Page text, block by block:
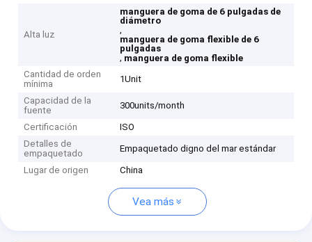
Alta luz
manguera de goma de 6 pulgadas de
diámetro
,
manguera de goma flexible de 6
pulgadas
, manguera de goma flexible
Cantidad de orden
mínima
1Unit
Capacidad de la
fuente
300units/month
Certificación
ISO
Detalles de
empaquetado
Empaquetado digno del mar estándar
Lugar de origen China
Vea más